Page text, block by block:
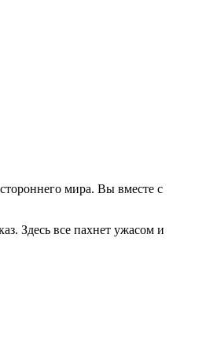
мира. Вы вместе с
Здесь все пахнет ужасом и